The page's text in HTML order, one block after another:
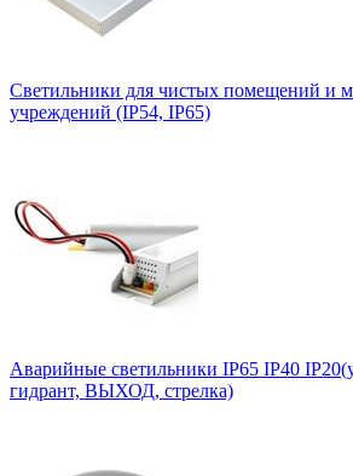
Светильники для чистых помещений и
учреждений (IP54, IP65)
Аварийные светильники IP65 IP40
гидрант, ВЫХОД, стрелка)